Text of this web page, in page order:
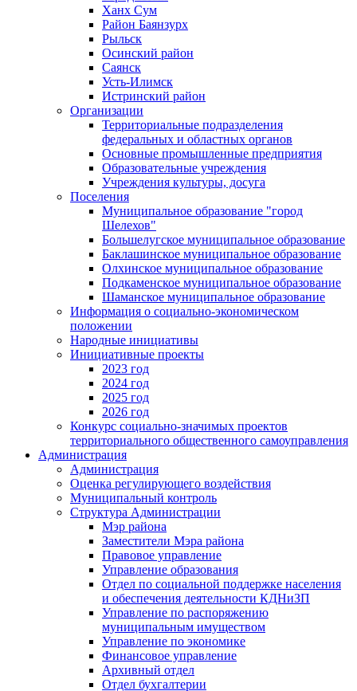
Ханх Сум
Район Баянзурх
Рыльск
Осинский район
Саянск
Усть-Илимск
Истринский район
Организации
Территориальные подразделения
федеральных и областных органов
Основные промышленные предприятия
Образовательные учреждения
Учреждения культуры, досуга
Поселения
Муниципальное образование "город
Шелехов"
Большелугское муниципальное образование
Баклашинское муниципальное образование
Олхинское муниципальное образование
Подкаменское муниципальное образование
Шаманское муниципальное образование
Информация о социально-экономическом
положении
Народные инициативы
Инициативные проекты
2023 год
2024 год
2025 год
2026 год
Конкурс социально-значимых проектов
территориального общественного самоуправления
Администрация
Администрация
Оценка регулирующего воздействия
Муниципальный контроль
Структура Администрации
Мэр района
Заместители Мэра района
Правовое управление
Управление образования
Отдел по социальной поддержке населения
и обеспечения деятельности КДНиЗП
Управление по распоряжению
муниципальным имуществом
Управление по экономике
Финансовое управление
Архивный отдел
Отдел бухгалтерии